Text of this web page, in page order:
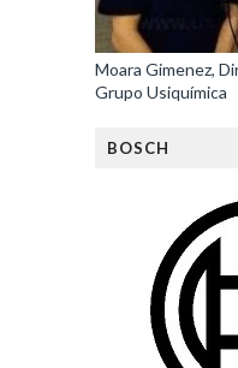
Moara Gimenez,
Grupo Usiquímica
BOSCH